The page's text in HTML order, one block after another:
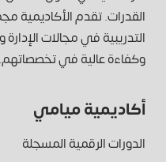
القدرات. تقدم الأكاديمية
التدريبية في مجالات
وكفاءة عالية في تخصصاتهم.
أكاديمية ميامي
الدورات الرقمية المسجلة